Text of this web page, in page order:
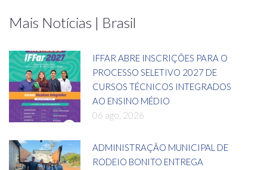
Mais Notícias | Brasil
IFFAR ABRE INSCRIÇÕES PARA O
PROCESSO SELETIVO 2027 DE
CURSOS TÉCNICOS INTEGRADOS
AO ENSINO MÉDIO
06 ago, 2026
ADMINISTRAÇÃO MUNICIPAL DE
RODEIO BONITO ENTREGA